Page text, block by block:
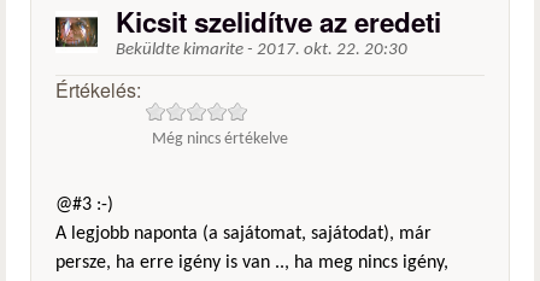
Kicsit szelidítve az eredeti
Beküldte kimarite - 2017. okt. 22. 20:30
Értékelés:
Még nincs értékelve
@#3 :-)
A legjobb naponta (a sajátomat, sajátodat), már
persze, ha erre igény is van .., ha meg nincs igény,